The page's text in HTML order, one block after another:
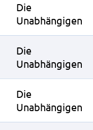
Die
Unabhängigen
Die
Unabhängigen
Die
Unabhängigen